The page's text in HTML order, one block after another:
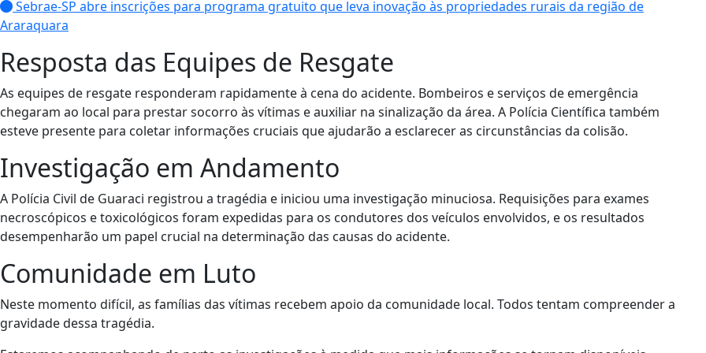
Sebrae-SP abre inscrições para programa gratuito que leva inovação às propriedades rurais da região de
Araraquara
Resposta das Equipes de Resgate
As equipes de resgate responderam rapidamente à cena do acidente. Bombeiros e serviços de emergência
chegaram ao local para prestar socorro às vítimas e auxiliar na sinalização da área. A Polícia Científica também
esteve presente para coletar informações cruciais que ajudarão a esclarecer as circunstâncias da colisão.
Investigação em Andamento
A Polícia Civil de Guaraci registrou a tragédia e iniciou uma investigação minuciosa. Requisições para exames
necroscópicos e toxicológicos foram expedidas para os condutores dos veículos envolvidos, e os resultados
desempenharão um papel crucial na determinação das causas do acidente.
Comunidade em Luto
Neste momento difícil, as famílias das vítimas recebem apoio da comunidade local. Todos tentam compreender a
gravidade dessa tragédia.